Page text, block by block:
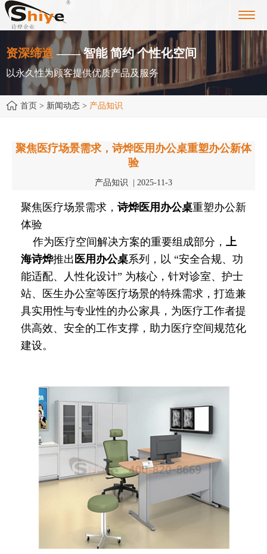
资深缔造 —— 智能 简约 个性化空间
以永久性为顾客提供优质产品及服务
首页 > 新闻动态 > 产品知识
聚焦医疗场景需求，诗烨医用办公桌重塑办公新体
验
产品知识 | 2025-11-3
聚焦医疗场景需求， 诗烨医用办公桌重塑办公新
体验
作为医疗空间解决方案的重要组成部分， 上
海诗烨推出 医用办公桌系列，以 “安全合规、功
能适配、人性化设计” 为核心，针对诊室、护士
站、医生办公室等医疗场景的特殊需求，打造兼
具实用性与专业性的办公家具，为医疗工作者提
供高效、安全的工作支撑，助力医疗空间规范化
建设。